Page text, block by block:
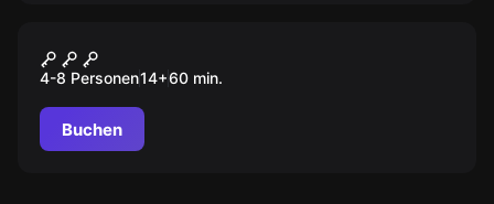
Psychiatrie
4-8 Personen14+60 min.
Buchen